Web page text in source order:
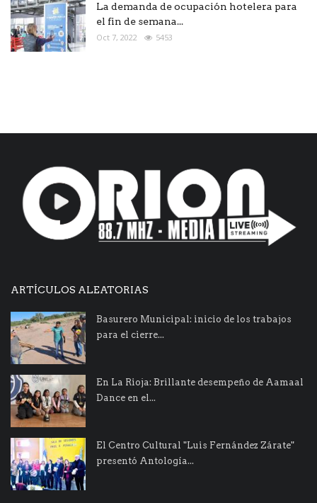
La demanda de ocupación hotelera para
el fin de semana...
Oct 7, 2022 5453
ARTÍCULOS ALEATORIAS
Basurero Municipal: inicio de los trabajos
para el cierre...
En La Rioja: Brillante desempeño de Aamaal
Dance en el...
El Centro Cultural "Luis Fernández Zárate"
presentó Antología...